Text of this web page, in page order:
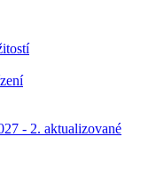
- 2. aktualizované